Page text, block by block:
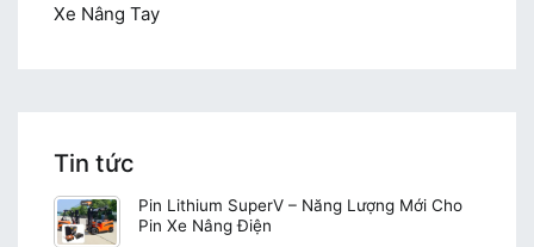
Xe Nâng Tay
Tin tức
Pin Lithium SuperV – Năng Lượng Mới Cho
Pin Xe Nâng Điện